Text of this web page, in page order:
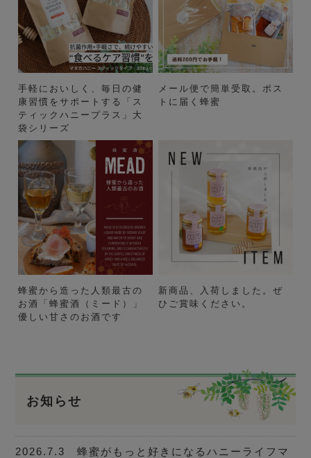
手軽においしく、毎日の健
康習慣をサポートする「ス
ティックハニープラス」大
袋シリーズ
メール便で簡単受取。ポス
トに届く蜂蜜
蜂蜜から造った人類最古の
お酒「蜂蜜酒（ミード）」
優しい甘さのお酒です
新商品、入荷しました。ぜ
ひご賞味ください。
お知らせ
2026.7.3 蜂蜜がもっと好きになるハニーライフマ